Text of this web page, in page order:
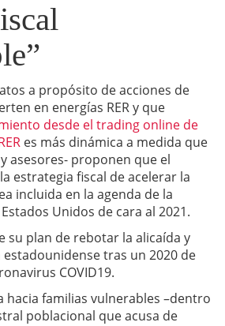
a propósito de acciones de
en energías RER y que
desde el trading online de
es más dinámica a medida que
asesores- proponen que el
estrategia fiscal de acelerar la
incluida en la agenda de la
Unidos de cara al 2021.
su plan de rebotar la alicaída y
tras un 2020 de
COVID19.
hacia familias vulnerables –dentro
poblacional que acusa de